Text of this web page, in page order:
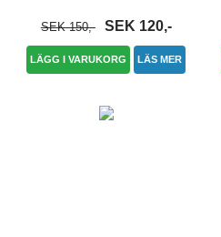
SEK 150,- SEK 120,-
LÄGG I VARUKORG LÄS MER